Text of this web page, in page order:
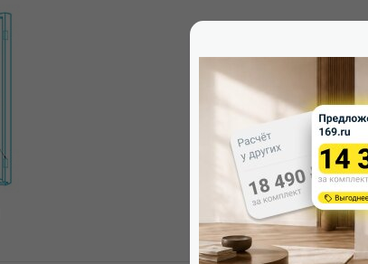
146-0486